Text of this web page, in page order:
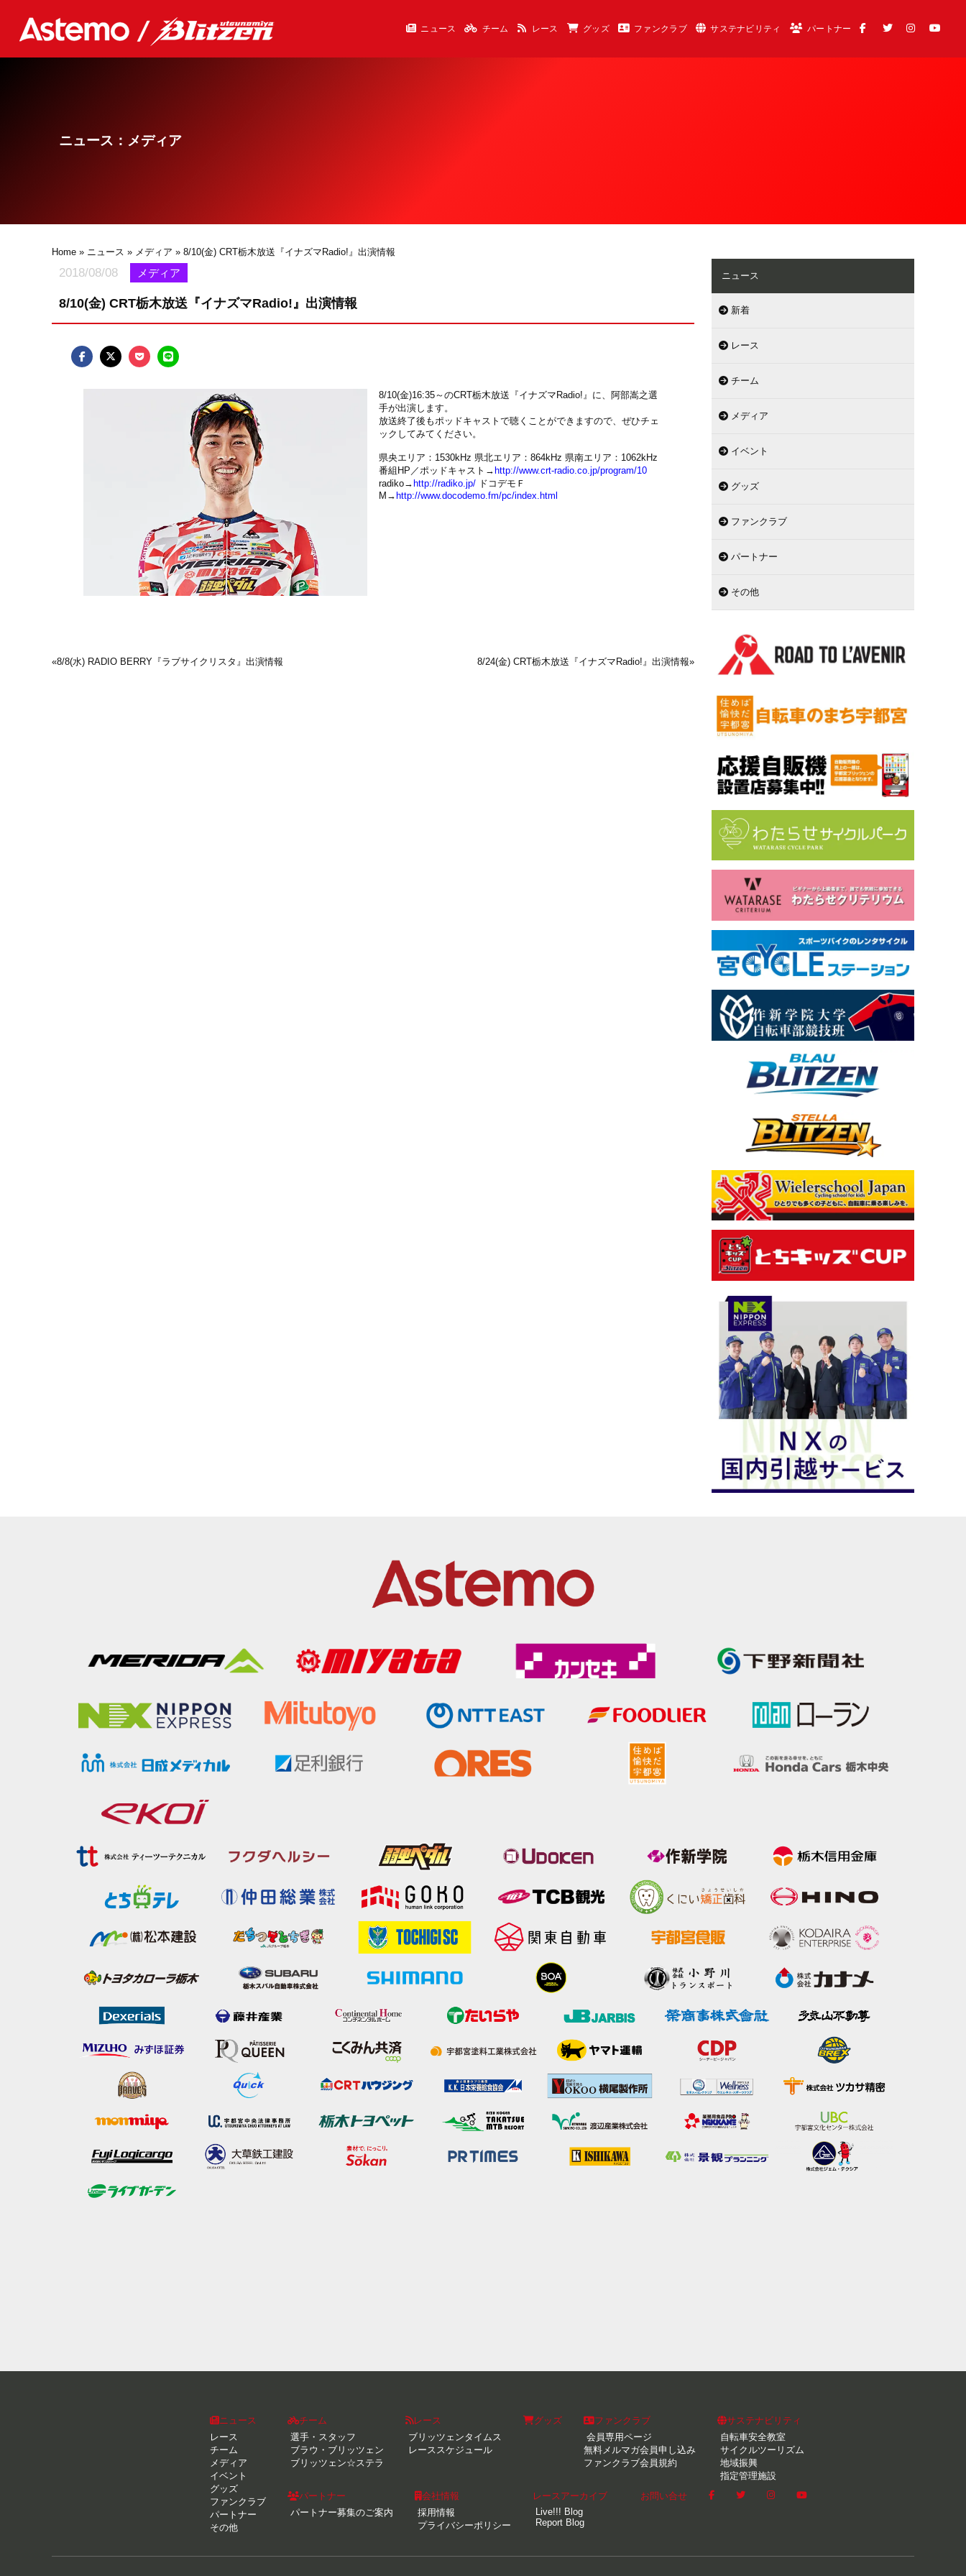
ニュース チーム レース グッズ ファンクラブ サステナビリティ パートナー
ニュース：メディア
Home » ニュース » メディア » 8/10(金) CRT栃木放送『イナズマRadio!』出演情報
2018/08/08 メディア
8/10(金) CRT栃木放送『イナズマRadio!』出演情報
8/10(金)16:35～のCRT栃木放送『イナズマRadio!』に、阿部嵩之選
手が出演します。
放送終了後もポッドキャストで聴くことができますので、ぜひチェ
ックしてみてください。
県央エリア：1530kHz 県北エリア：864kHz 県南エリア：1062kHz
番組HP／ポッドキャスト→ http://www.crt-radio.co.jp/program/10
radiko→ http://radiko.jp/ ドコデモＦ
M→ http://www.docodemo.fm/pc/index.html
«8/8(水) RADIO BERRY『ラブサイクリスタ』出演情報 8/24(金) CRT栃木放送『イナズマRadio!』出演情報»
ニュース
新着
レース
チーム
メディア
イベント
グッズ
ファンクラブ
パートナー
その他
ニュース
レース
チーム
メディア
イベント
グッズ
ファンクラブ
パートナー
その他
チーム
選手・スタッフ
ブラウ・ブリッツェン
ブリッツェン☆ステラ
レース
ブリッツェンタイムス
レーススケジュール
グッズ
ファンクラブ
会員専用ページ
無料メルマガ会員申し込み
ファンクラブ会員規約
サステナビリティ
自転車安全教室
サイクルツーリズム
地域振興
指定管理施設
パートナー
パートナー募集のご案内
会社情報
採用情報
プライバシーポリシー
レースアーカイブ
Live!!! Blog
Report Blog
お問い合せ